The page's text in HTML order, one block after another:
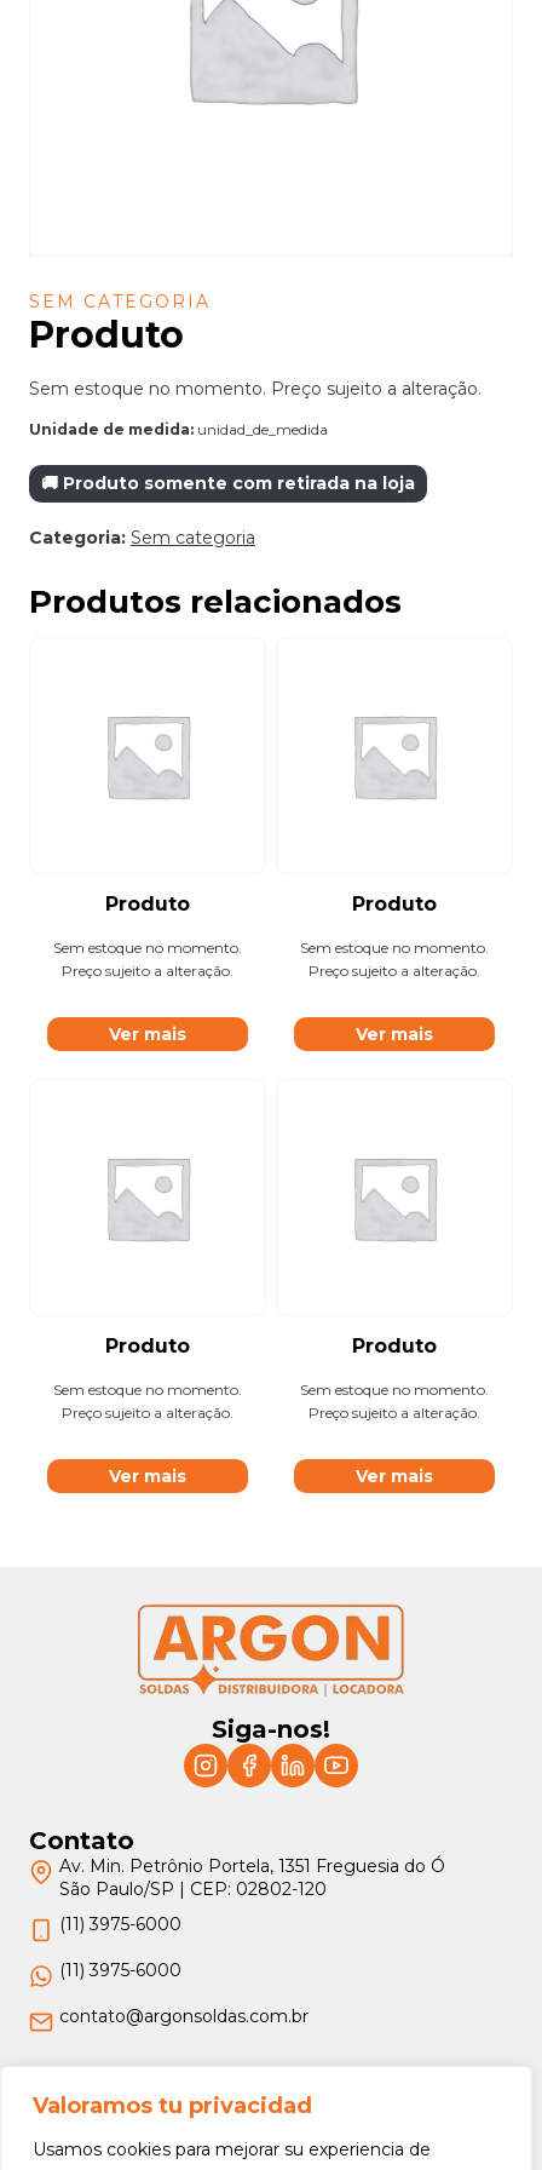
Valoramos tu privacidad
Usamos cookies para mejorar su experiencia de
SEM CATEGORIA
Produto
Sem estoque no momento. Preço sujeito a alteração.
Unidade de medida: unidad_de_medida
🚚 Produto somente com retirada na loja
Categoria: Sem categoria
Produtos relacionados
Produto
Sem estoque no momento.
Preço sujeito a alteração.
Ver mais
Produto
Sem estoque no momento.
Preço sujeito a alteração.
Ver mais
Produto
Sem estoque no momento.
Preço sujeito a alteração.
Ver mais
Produto
Sem estoque no momento.
Preço sujeito a alteração.
Ver mais
Siga-nos!
Contato
Av. Min. Petrônio Portela, 1351 Freguesia do Ó
São Paulo/SP | CEP: 02802-120
(11) 3975-6000
(11) 3975-6000
contato@argonsoldas.com.br
Jurídico
Termos e Condições
Política de Privacidade